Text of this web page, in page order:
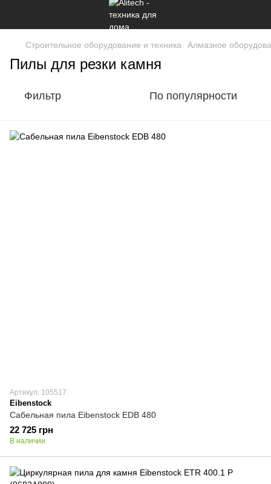
Строительное оборудование и техника Алмазное
Пилы для резки камня
Фильтр По популярности
Артикул: 105517
Eibenstock
Сабельная пила Eibenstock EDB 480
22 725 грн
В наличии